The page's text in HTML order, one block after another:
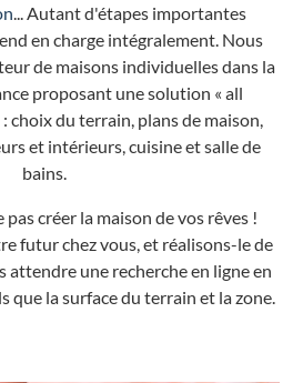
... Autant d'étapes importantes
en charge intégralement. Nous
de maisons individuelles dans la
proposant une solution « all
choix du terrain, plans de maison,
et intérieurs, cuisine et salle de
bains.
créer la maison de vos rêves !
futur chez vous, et réalisons-le de
attendre une recherche en ligne en
que la surface du terrain et la zone.